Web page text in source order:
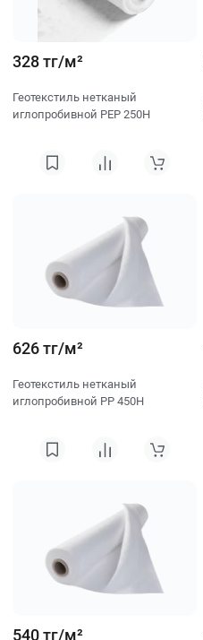
328 тг/м²
Геотекстиль нетканый
иглопробивной PEP 250H
626 тг/м²
Геотекстиль нетканый
иглопробивной PP 450H
540 тг/м²